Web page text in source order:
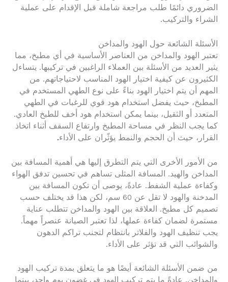
الضروري دائمًا طلب مراجعة شاملة قبل الإقدام على عملية
الشراء والتركيب.
الأسئلة الشائعة حول الهود والمداخن
تعتبر الهود والمداخن من العناصر الأساسية في أي مطبخ، مما
يثير العديد من الأسئلة بين العملاء الراغبين في تركيبها. يتساءل
الكثيرون عن كيفية اختيار الهود المناسب لاحتياجاتهم. من
المهم أن يتم اختيار الهود بناءً على نوع الطهي المستخدم في
المطبخ، حيث يفضل استخدام هود قوي للرغبات في الطهي
المتعدد أو الثقيل، بينما يمكن استخدام هود أخف للطبخ العادي.
كما يجب النظر في مساحة المطبخ وارتفاع السقف أثناء اتخاذ
القرار، حيث أن الحجم والنمط يؤثّران على الأداء.
من الأمور الأخرى التي يتم التطرق إليها هي أهمية المسافة بين
المداخن والهيد. المسافة المثلى تساهم في تحسين تدفق الهواء
وكفاءة عملية الشفط. عادةً، يوصى أن تكون المسافة بين
المدخنة والهود لا تقل عن 60 سم، لكن هذا قد يختلف حسب
تصميم كل مطبخ. العلاقة بين الهود والمداخن تتطلب عناية
مستمرة لضمان كفاءة عملها، لذا تعتبر الصيانة عنصراً مهماً.
يجب تنظيف الهود والفلاتر بانتظام لتجنب تراكم الدهون
والشوائب التي قد تؤثر على الأداء.
من ضمن الأسئلة الشائعة أيضًا هو ما يتعلق بمدة تركيب الهود